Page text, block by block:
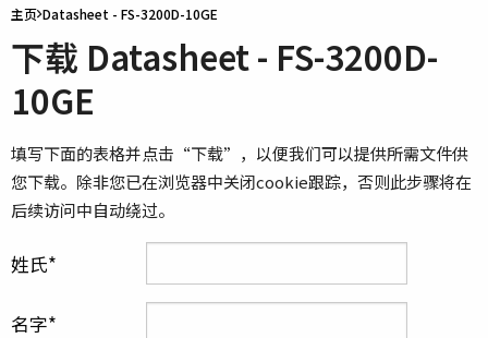
主页 Datasheet - FS-3200D-10GE
下载 Datasheet - FS-3200D-
10GE
填写下面的表格并点击“下载”，以便我们可以提供所需文件供
您下载。除非您已在浏览器中关闭cookie跟踪，否则此步骤将在
后续访问中自动绕过。
姓氏
名字